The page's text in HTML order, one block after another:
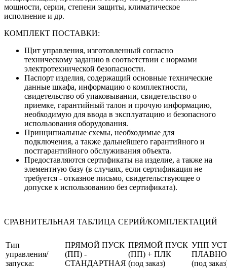
мощности, серии, степени защиты, климатическое
исполнение и др.
КОМПЛЕКТ ПОСТАВКИ:
Щит управления, изготовленный согласно
техническому заданию в соответствии с нормами
электротехнической безопасности.
Паспорт изделия, содержащий основные технические
данные шкафа, информацию о комплектности,
свидетельство об упаковывании, свидетельство о
приемке, гарантийный талон и прочую информацию,
необходимую для ввода в эксплуатацию и безопасного
использования оборудования.
Принципиальные схемы, необходимые для
подключения, а также дальнейшего гарантийного и
постгарантийного обслуживания объекта.
Предоставляются сертификаты на изделие, а также на
элементную базу (в случаях, если сертификация не
требуется - отказное письмо, свидетельствующее о
допуске к использованию без сертификата).
СРАВНИТЕЛЬНАЯ ТАБЛИЦА СЕРИЙ/КОМПЛЕКТАЦИЙ
Тип
управления/
запуска:
ПРЯМОЙ ПУСК
(ПП) -
СТАНДАРТНАЯ
ПРЯМОЙ ПУСК
(ПП) + ПЛК
(под заказ)
УПП
(под